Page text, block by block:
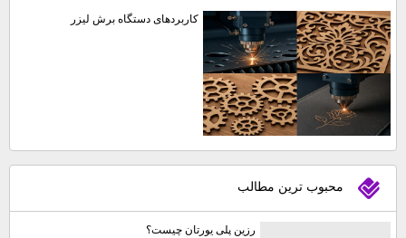
کاربردهای دستگاه برش لیزر
محبوب ترين مطالب
رزین پلی یورتان چیست؟